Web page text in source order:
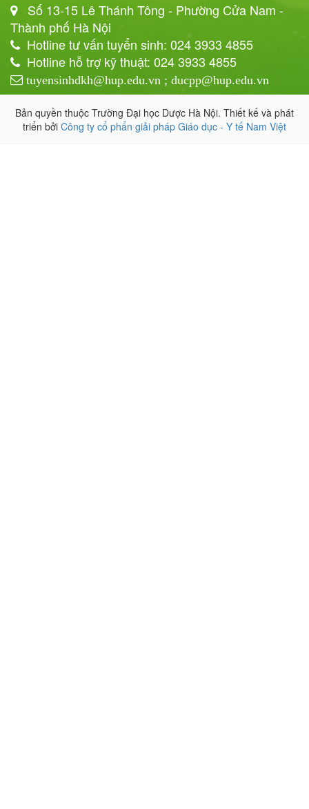
Số 13-15 Lê Thánh Tông - Phường Cửa Nam -
Thành phố Hà Nội
Hotline tư vấn tuyển sinh: 024 3933 4855
Hotline hỗ trợ kỹ thuật: 024 3933 4855
tuyensinhdkh@hup.edu.vn ; ducpp@hup.edu.vn
Bản quyền thuộc Trường Đại học Dược Hà Nội. Thiết kế và phát
triển bởi Công ty cổ phẩn giải pháp Giáo dục - Y tế Nam Việt